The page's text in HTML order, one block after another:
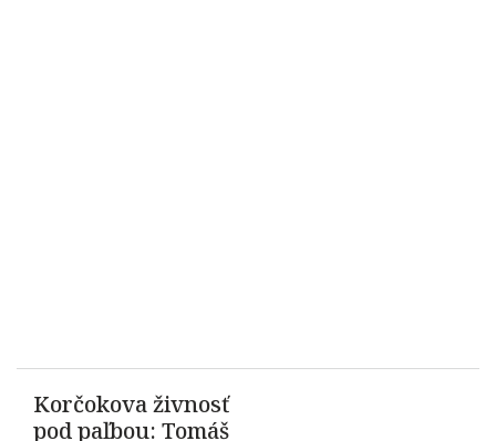
Korčokova živnosť
pod paľbou: Tomáš